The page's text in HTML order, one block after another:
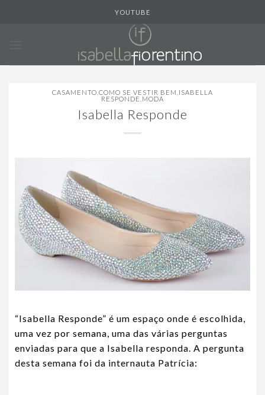
YOUTUBE
CASAMENTO COMO SE VESTIR BEM ISABELLA
RESPONDE MODA
Isabella Responde
“Isabella Responde” é um espaço onde é escolhida,
uma vez por semana, uma das várias perguntas
enviadas para que a Isabella responda. A pergunta
desta semana foi da internauta Patrícia: